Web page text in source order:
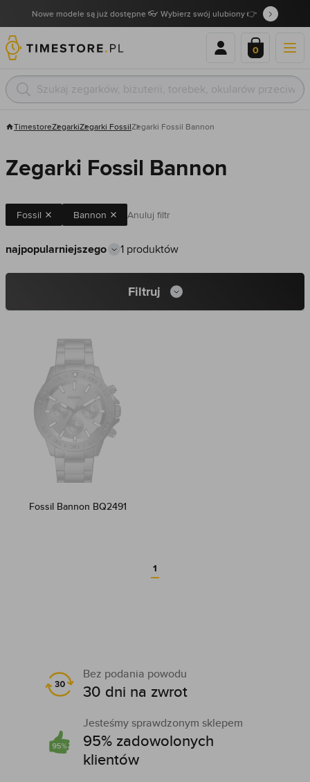
Nowe modele są już dostępne 👓 Wybierz swój ulubiony 👉
0
TimestoreZegarkiZegarki FossilZegarki Fossil Bannon
Zegarki Fossil Bannon
Fossil Bannon Anuluj filtr
1 produktów
Filtruj
Fossil Bannon BQ2491
1
Bez podania powodu
30 dni na zwrot
Jesteśmy sprawdzonym sklepem
95% zadowolonych
klientów